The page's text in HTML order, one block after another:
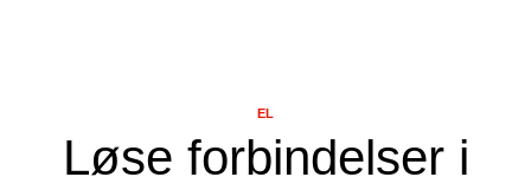
Løse forbindelser i
EL